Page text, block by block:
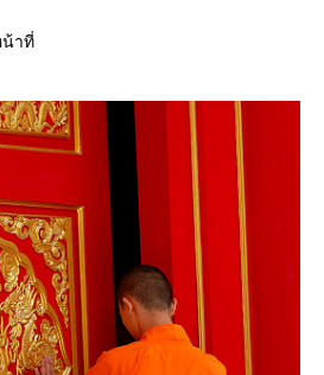
น้าที่